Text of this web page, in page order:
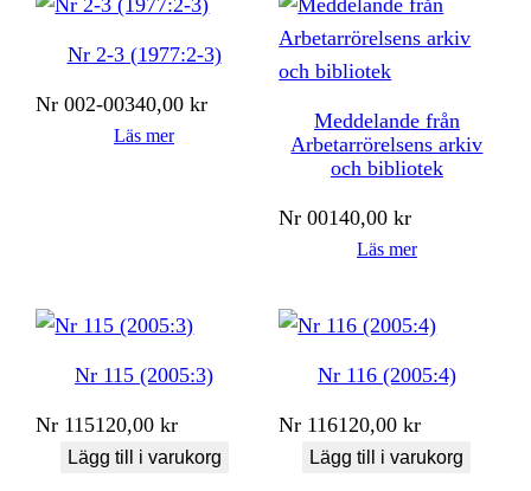
senaste
Nr 2-3 (1977:2-3)
Nr 002-00340,00kr
Läs mer
Meddelande från
Arbetarrörelsens arkiv
och bibliotek
Nr 00140,00kr
Läs mer
Nr 115 (2005:3)
Nr 115120,00kr
Lägg till i varukorg
Nr 116 (2005:4)
Nr 116120,00kr
Lägg till i varukorg